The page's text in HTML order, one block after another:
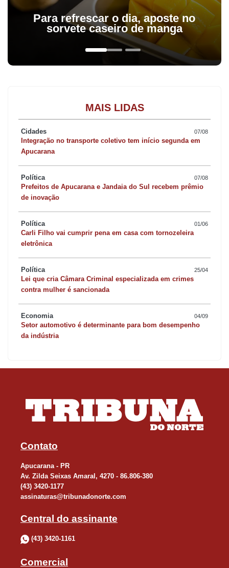
Para refrescar o dia, aposte no
sorvete caseiro de manga
MAIS LIDAS
Cidades 07/08
Integração no transporte coletivo tem início segunda em
Apucarana
Política 07/08
Prefeitos de Apucarana e Jandaia do Sul recebem prêmio
de inovação
Política 01/06
Carli Filho vai cumprir pena em casa com tornozeleira
eletrônica
Política 25/04
Lei que cria Câmara Criminal especializada em crimes
contra mulher é sancionada
Economia 04/09
Setor automotivo é determinante para bom desempenho
da indústria
Contato
Apucarana - PR
Av. Zilda Seixas Amaral, 4270 - 86.806-380
(43) 3420-1177
assinaturas@tribunadonorte.com
Central do assinante
(43) 3420-1161
Comercial